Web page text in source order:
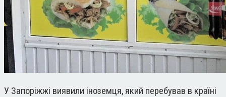
У Запоріжжі виявили іноземця, який перебував в країні